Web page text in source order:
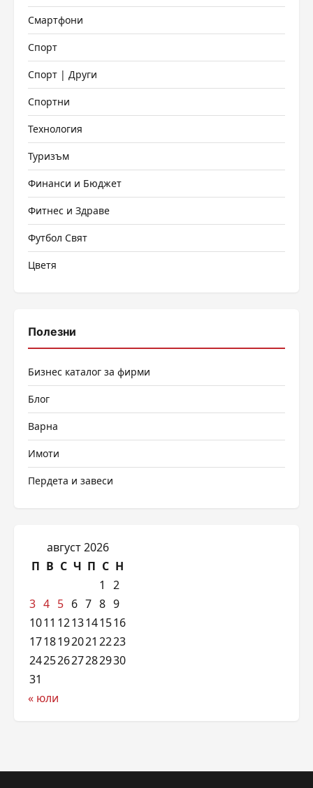
Смартфони
Спорт
Спорт | Други
Спортни
Технология
Туризъм
Финанси и Бюджет
Фитнес и Здраве
Футбол Свят
Цветя
Полезни
Бизнес каталог за фирми
Блог
Варна
Имоти
Пердета и завеси
август 2026
П В С Ч П С Н
1
2
3 4 5 6 7 8 9
1011 1213141516
1718192021 2223
24252627282930
31
« юли